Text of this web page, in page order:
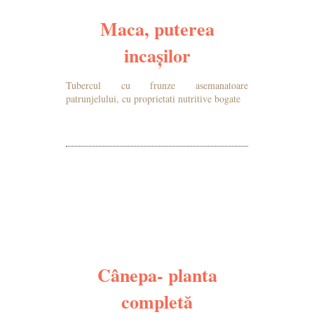
Maca, puterea
incașilor
Tubercul cu frunze asemanatoare
patrunjelului, cu proprietati nutritive bogate
Cânepa- planta
completă